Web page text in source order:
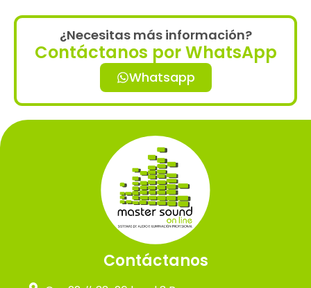
¿Necesitas más información?
Contáctanos por WhatsApp
Whatsapp
Contáctanos